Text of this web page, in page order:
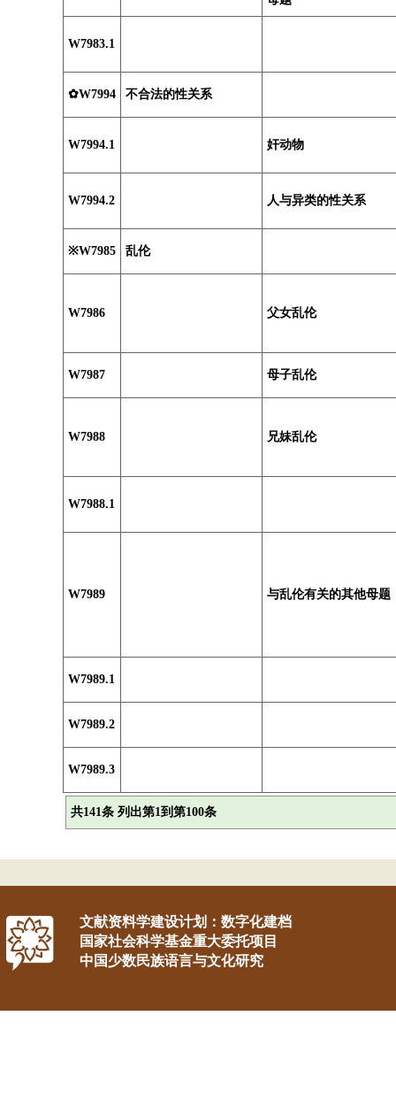
W7983.1
✿W7994 不合法的性关系
W7994.1 奸动物
W7994.2 人与异类的性关系
※W7985 乱伦
W7986 父女乱伦
W7987 母子乱伦
W7988 兄妹乱伦
W7988.1
W7989 与乱伦有关的其他母题
W7989.1
W7989.2
W7989.3
共141条 列出第1到第100条
文献资料学建设计划：数字化建档
国家社会科学基金重大委托项目
中国少数民族语言与文化研究